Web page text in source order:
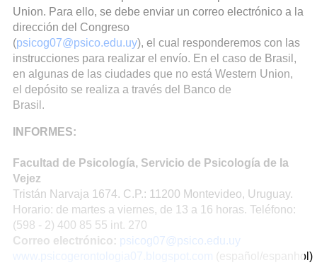
Union. Para ello, se debe enviar un correo electrónico a la
dirección del Congreso
(psicog07@psico.edu.uy), el cual responderemos con las
instrucciones para realizar el envío. En el caso de Brasil,
en algunas de las ciudades que no está Western Union,
el depósito se realiza a través del Banco de
Brasil.
INFORMES:
Facultad de Psicología, Servicio de Psicología de la
Vejez
Tristán Narvaja 1674. C.P.: 11200 Montevideo, Uruguay.
Horario: de martes a viernes, de 13 a 16 horas. Teléfono:
(598 - 2) 400 85 55 int. 270
Correo electrónico: psicog07@psico.edu.uy
www.psicogerontologia07.blogspot.com
(español/espanhol)